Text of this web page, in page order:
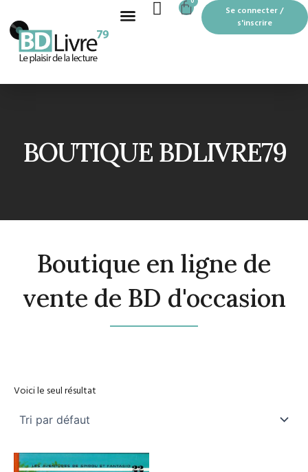
contenu
CART
Se connecter /
s'inscrire
BOUTIQUE BDLIVRE79
Boutique en ligne de
vente de BD d'occasion
Voici le seul résultat